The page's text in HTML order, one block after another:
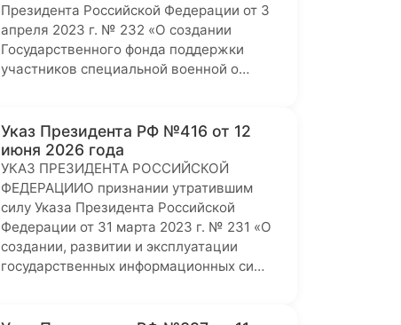
Президента Российской Федерации от 3
апреля 2023 г. № 232 «О создании
Государственного фонда поддержки
участников специальной военной о…
Указ Президента РФ №416 от 12
июня 2026 года
УКАЗ ПРЕЗИДЕНТА РОССИЙСКОЙ
ФЕДЕРАЦИИО признании утратившим
силу Указа Президента Российской
Федерации от 31 марта 2023 г. № 231 «О
создании, развитии и эксплуатации
государственных информационных си…